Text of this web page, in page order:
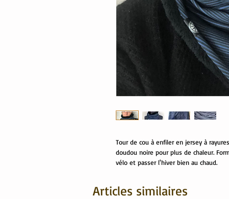
Tour de cou à enfiler en jersey à
doudou noire pour plus de chaleur.
vélo et passer l'hiver bien au chaud.
Articles similaires